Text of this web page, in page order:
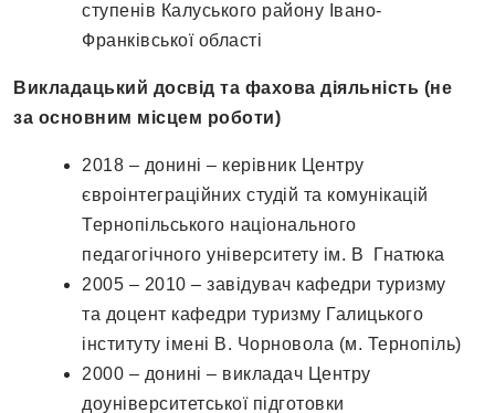
ступенів Калуського району Івано-
Франківської області
Викладацький досвід та фахова діяльність (не
за основним місцем роботи)
2018 – донині – керівник Центру
євроінтеграційних студій та комунікацій
Тернопільського національного
педагогічного університету ім. В Гнатюка
2005 – 2010 – завідувач кафедри туризму
та доцент кафедри туризму Галицького
інституту імені В. Чорновола (м. Тернопіль)
2000 – донині – викладач Центру
доуніверситетської підготовки